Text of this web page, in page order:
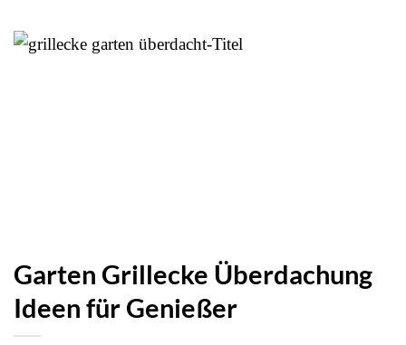
Garten Grillecke Überdachung
Ideen für Genießer